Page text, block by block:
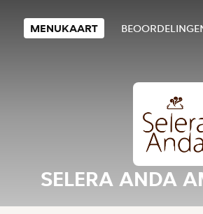
MENUKAART
SELERA ANDA